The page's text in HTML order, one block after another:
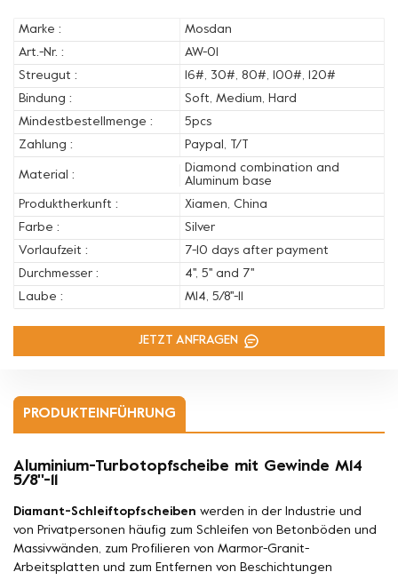
Marke :
Mosdan
Art.-Nr. :
AW-01
Streugut :
16#, 30#, 80#, 100#, 120#
Bindung :
Soft, Medium, Hard
Mindestbestellmenge :
5pcs
Zahlung :
Paypal, T/T
Material :
Diamond combination and
Aluminum base
Produktherkunft :
Xiamen, China
Farbe :
Silver
Vorlaufzeit :
7-10 days after payment
Durchmesser :
4'', 5'' and 7''
Laube :
M14, 5/8''-11
JETZT ANFRAGEN
PRODUKTEINFÜHRUNG
Aluminium-Turbotopfscheibe mit Gewinde M14
5/8''-11
Diamant-Schleiftopfscheiben werden in der Industrie und
von Privatpersonen häufig zum Schleifen von Betonböden und
Massivwänden, zum Profilieren von Marmor-Granit-
Arbeitsplatten und zum Entfernen von Beschichtungen